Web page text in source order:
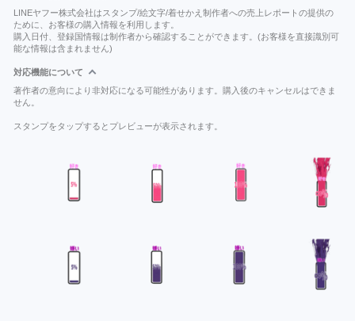
LINEヤフー株式会社はスタンプ/絵文字/着せかえ制作者への売上レポートの提供の
ために、お客様の購入情報を利用します。
購入日付、登録国情報は制作者から確認することができます。(お客様を直接識別可
能な情報は含まれません)
対応機能について
著作者の意向により非対応になる可能性があります。購入後のキャンセルはできま
せん。
スタンプをタップするとプレビューが表示されます。